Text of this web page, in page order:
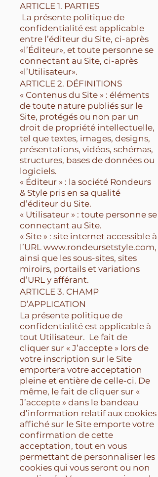
ARTICLE 1. PARTIES
La présente politique de
confidentialité est applicable
entre l’éditeur du Site, ci-après
«l’Éditeur», et toute personne se
connectant au Site, ci-après
«l’Utilisateur».
ARTICLE 2. DÉFINITIONS
« Contenus du Site » : éléments
de toute nature publiés sur le
Site, protégés ou non par un
droit de propriété intellectuelle,
tel que textes, images, designs,
présentations, vidéos, schémas,
structures, bases de données ou
logiciels.
« Éditeur » : la société Rondeurs
& Style pris en sa qualité
d’éditeur du Site.
« Utilisateur » : toute personne se
connectant au Site.
« Site » : site internet accessible à
l’URL www.rondeursetstyle.com,
ainsi que les sous-sites, sites
miroirs, portails et variations
d’URL y afférant.
ARTICLE 3. CHAMP
D’APPLICATION
La présente politique de
confidentialité est applicable à
tout Utilisateur. Le fait de
cliquer sur « J’accepte » lors de
votre inscription sur le Site
emportera votre acceptation
pleine et entière de celle-ci. De
même, le fait de cliquer sur «
J’accepte » dans le bandeau
d’information relatif aux cookies
affiché sur le Site emporte votre
confirmation de cette
acceptation, tout en vous
permettant de personnaliser les
cookies qui vous seront ou non